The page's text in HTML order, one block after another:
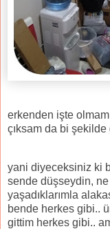
erkenden işte
çıksam da bi şekilde
yani diyeceksiniz ki
sende düşseydin, ne
yaşadıklarımla
bende herkes gibi..
gittim herkes gibi..